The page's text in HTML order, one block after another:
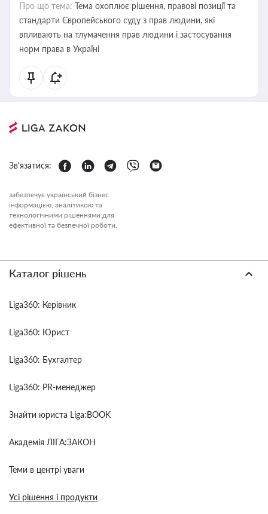
Про що тема: Тема охоплює рішення, правові позиції та
стандарти Європейського суду з прав людини, які
впливають на тлумачення прав людини і застосування
норм права в Україні
Зв'язатися:
забезпечує український бізнес
інформацією, аналітикою та
технологічними рішеннями для
ефективної та безпечної роботи.
Каталог рішень
Liga360: Керівник
Liga360: Юрист
Liga360: Бухгалтер
Liga360: PR-менеджер
Знайти юриста Liga:BOOK
Академія ЛІГА:ЗАКОН
Теми в центрі уваги
Усі рішення і продукти